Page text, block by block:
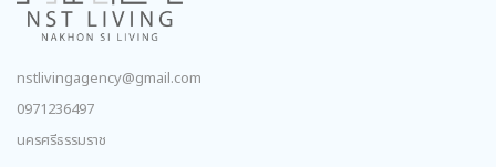
nstlivingagency@gmail.com
0971236497
นครศรีธรรมราช